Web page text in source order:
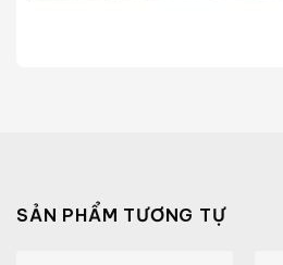
SẢN PHẨM TƯƠNG TỰ